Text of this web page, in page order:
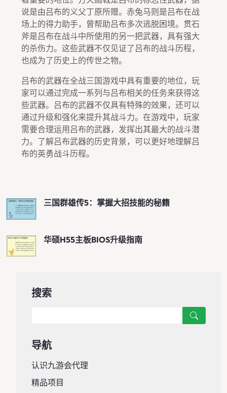
说是由吕布的义父丁原所赠。赤兔马则是吕布在战
场上的得力助手，曾帮助吕布多次逃脱困境。贯石
斧是吕布在战斗中所使用的另一把武器，具有强大
的杀伤力。这些武器不仅见证了吕布的战斗历程，
也成为了历史上的传世之物。
吕布的武器在全战三国游戏中具有重要的地位，玩
家可以通过完成一系列与吕布相关的任务来获得这
些武器。吕布的武器不仅具有特殊的效果，还可以
通过升级和强化来提升其战斗力。在游戏中，玩家
需要合理运用吕布的武器，发挥出其最大的战斗潜
力。了解吕布武器的历史背景，可以更好地理解吕
布的英勇战斗历程。
三国群雄传5：掌握大招技能的秘籍
华硕H55主板BIOS升级指南
搜索
导航
认识九游会代理
精品项目